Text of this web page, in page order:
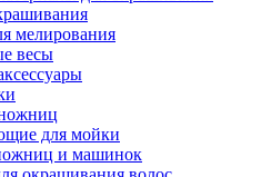
мелирования
весы
для мойки
и машинок